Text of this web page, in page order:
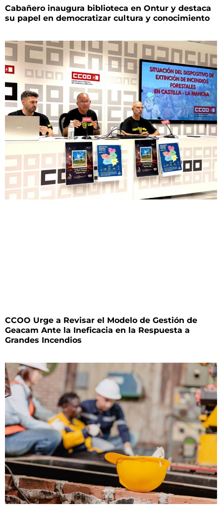
Cabañero inaugura biblioteca en Ontur y destaca
su papel en democratizar cultura y conocimiento
CCOO Urge a Revisar el Modelo de Gestión de
Geacam Ante la Ineficacia en la Respuesta a
Grandes Incendios